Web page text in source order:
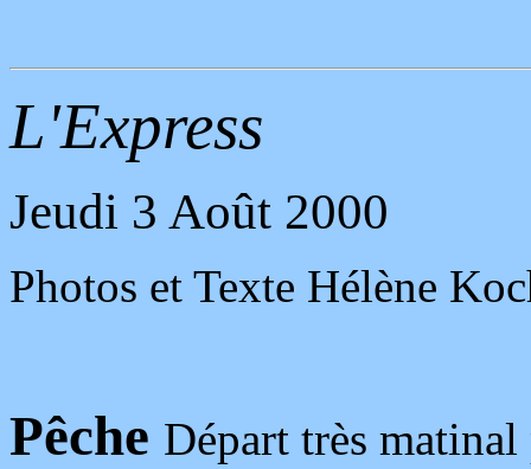
L'Express
Jeudi 3 Août 2000
Photos et Texte Hélène
Pêche Départ très